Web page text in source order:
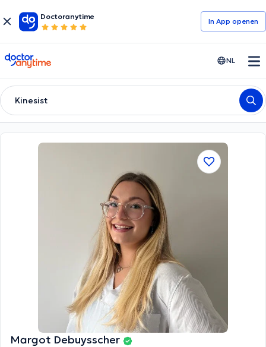
Doctoranytime
In App openen
doctoranytime NL
Kinesist
Margot Debuysscher